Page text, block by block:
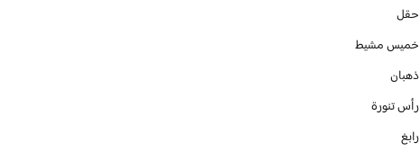
حقل
خميس مشيط
ذهبان
رأس تنورة
رابغ